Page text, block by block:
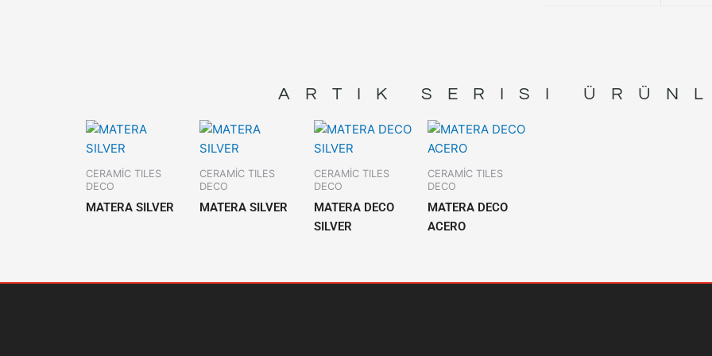
ARTIK SERISI
CERAMİC TILES
DECO
MATERA SILVER
CERAMİC TILES
DECO
MATERA SILVER
CERAMİC TILES
DECO
MATERA DECO
SILVER
CERAMİC TILES
DECO
MATERA DECO
ACERO